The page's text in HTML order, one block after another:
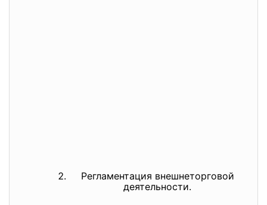
Регламентация внешнеторговой
деятельности.